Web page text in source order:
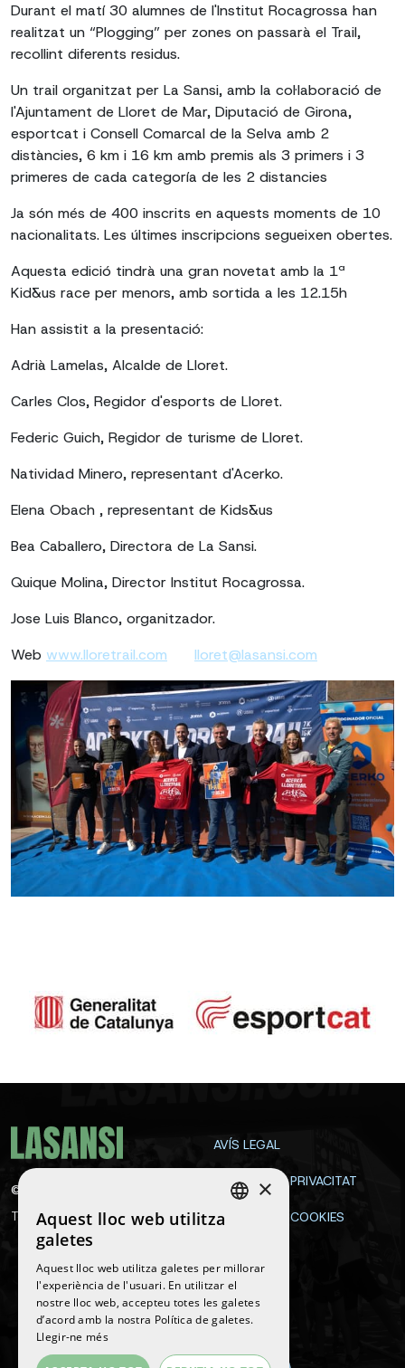
Durant el matí 30 alumnes de l'Institut Rocagrossa han
realitzat un “Plogging” per zones on passarà el Trail,
recollint diferents residus.
Un trail organitzat per La Sansi, amb la col·laboració de
l'Ajuntament de Lloret de Mar, Diputació de Girona,
esportcat i Consell Comarcal de la Selva amb 2
distàncies, 6 km i 16 km amb premis als 3 primers i 3
primeres de cada categoría de les 2 distancies
Ja són més de 400 inscrits en aquests moments de 10
nacionalitats. Les últimes inscripcions segueixen obertes.
Aquesta edició tindrà una gran novetat amb la 1ª
Kid&us race per menors, amb sortida a les 12.15h
Han assistit a la presentació:
Adrià Lamelas, Alcalde de Lloret.
Carles Clos, Regidor d'esports de Lloret.
Federic Guich, Regidor de turisme de Lloret.
Natividad Minero, representant d'Acerko.
Elena Obach , representant de Kids&us
Bea Caballero, Directora de La Sansi.
Quique Molina, Director Institut Rocagrossa.
Jose Luis Blanco, organitzador.
Web www.lloretrail.com lloret@lasansi.com
©
Tots els drets reservats
AVÍS LEGAL
POLÍTICA DE PRIVACITAT
POLÍTICA DE COOKIES
Segueix-nos
CATALAN
×
Aquest lloc web utilitza
galetes
Aquest lloc web utilitza galetes per millorar
l'experiència de l'usuari. En utilitzar el
nostre lloc web, accepteu totes les galetes
d’acord amb la nostra Política de galetes.
Llegir-ne més